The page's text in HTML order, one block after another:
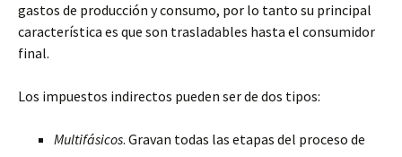
gastos de producción y consumo, por lo tanto su principal
característica es que son trasladables hasta el consumidor
final.
Los impuestos indirectos pueden ser de dos tipos:
Multifásicos. Gravan todas las etapas del proceso de